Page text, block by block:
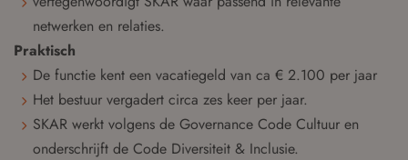
netwerken en relaties.
Praktisch
De functie kent een vacatiegeld van ca € 2.100 per jaar
Het bestuur vergadert circa zes keer per jaar.
SKAR werkt volgens de Governance Code Cultuur en
onderschrijft de Code Diversiteit & Inclusie.